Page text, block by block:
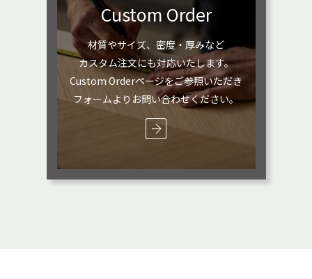
Custom Order
材質やサイズ、密度・厚みなど
カスタム注文にも対応いたします。
Custom Orderページをご参照いただき
フォームよりお問い合わせください。